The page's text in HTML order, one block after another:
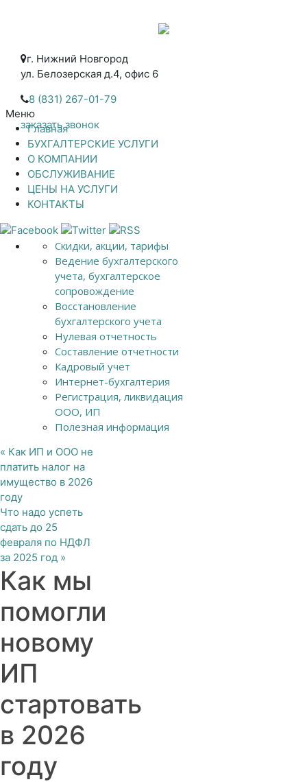
г. Нижний Новгород
ул. Белозерская д.4, офис 6
8 (831) 267-01-79
заказать звонок
Меню
Главная
БУХГАЛТЕРСКИЕ УСЛУГИ
О КОМПАНИИ
ОБСЛУЖИВАНИЕ
ЦЕНЫ НА УСЛУГИ
КОНТАКТЫ
Скидки, акции, тарифы
Ведение бухгалтерского
учета, бухгалтерское
сопровождение
Восстановление
бухгалтерского учета
Нулевая отчетность
Составление отчетности
Кадровый учет
Интернет-бухгалтерия
Регистрация, ликвидация
ООО, ИП
Полезная информация
« Как ИП и ООО не
платить налог на
имущество в 2026
году
Что надо успеть
сдать до 25
февраля по НДФЛ
за 2025 год »
Как мы
помогли
новому
ИП
стартовать
в 2026
году